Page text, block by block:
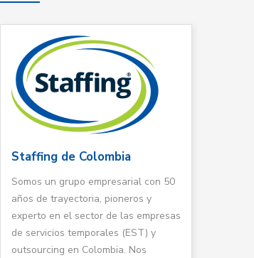
Staffing de Colombia
Somos un grupo empresarial con 50
años de trayectoria, pioneros y
experto en el sector de las empresas
de servicios temporales (EST) y
outsourcing en Colombia. Nos